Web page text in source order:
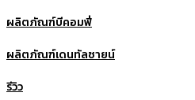
ผลิตภัณฑ์บีคอมฟี่
ผลิตภัณฑ์เดนทัลซายน์
รีวิว